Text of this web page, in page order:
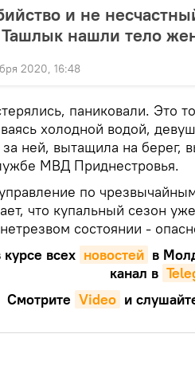
и не
Ташлык нашли тело
2020, 16:48
паниковали. Это
холодной водой,
ней, вытащила на берег,
МВД Приднестровья.
по
что купальный сезон
состоянии -
курсе всех новостей в
канал в
Смотрите Video и